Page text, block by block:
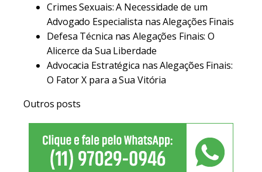
Crimes Sexuais: A Necessidade de um
Advogado Especialista nas Alegações Finais
Defesa Técnica nas Alegações Finais: O
Alicerce da Sua Liberdade
Advocacia Estratégica nas Alegações Finais:
O Fator X para a Sua Vitória
Outros posts